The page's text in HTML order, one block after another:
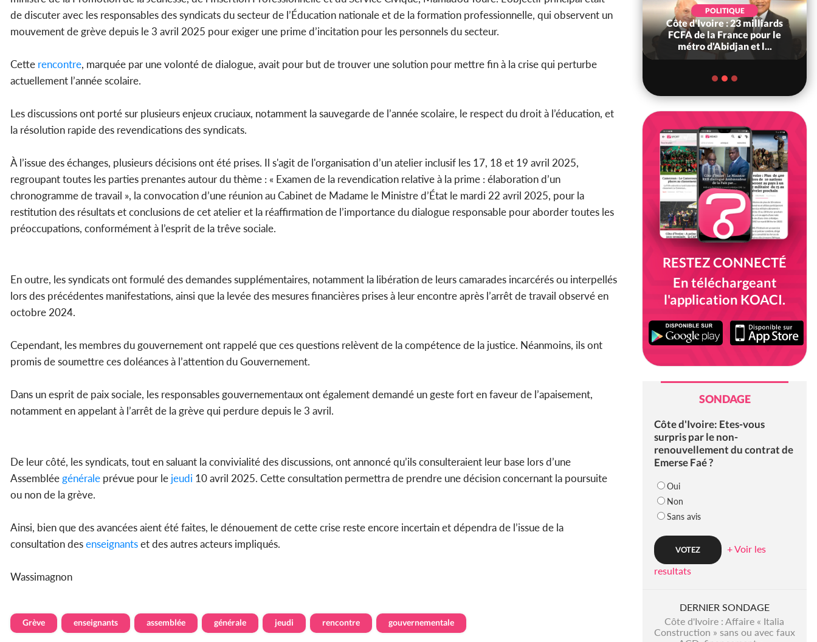
de discuter avec les responsables des syndicats du secteur de l’Éducation nationale et de la formation professionnelle, qui observent un
mouvement de grève depuis le 3 avril 2025 pour exiger une prime d’incitation pour les personnels du secteur.
Cette rencontre, marquée par une volonté de dialogue, avait pour but de trouver une solution pour mettre fin à la crise qui perturbe
actuellement l’année scolaire.
Les discussions ont porté sur plusieurs enjeux cruciaux, notamment la sauvegarde de l’année scolaire, le respect du droit à l’éducation, et
la résolution rapide des revendications des syndicats.
À l’issue des échanges, plusieurs décisions ont été prises. Il s'agit de l'organisation d’un atelier inclusif les 17, 18 et 19 avril 2025,
regroupant toutes les parties prenantes autour du thème : « Examen de la revendication relative à la prime : élaboration d’un
chronogramme de travail », la convocation d’une réunion au Cabinet de Madame le Ministre d’État le mardi 22 avril 2025, pour la
restitution des résultats et conclusions de cet atelier et la réaffirmation de l’importance du dialogue responsable pour aborder toutes les
préoccupations, conformément à l’esprit de la trêve sociale.
En outre, les syndicats ont formulé des demandes supplémentaires, notamment la libération de leurs camarades incarcérés ou interpellés
lors des précédentes manifestations, ainsi que la levée des mesures financières prises à leur encontre après l’arrêt de travail observé en
octobre 2024.
Cependant, les membres du gouvernement ont rappelé que ces questions relèvent de la compétence de la justice. Néanmoins, ils ont
promis de soumettre ces doléances à l’attention du Gouvernement.
Dans un esprit de paix sociale, les responsables gouvernementaux ont également demandé un geste fort en faveur de l’apaisement,
notamment en appelant à l’arrêt de la grève qui perdure depuis le 3 avril.
De leur côté, les syndicats, tout en saluant la convivialité des discussions, ont annoncé qu’ils consulteraient leur base lors d’une
Assemblée générale prévue pour le jeudi 10 avril 2025. Cette consultation permettra de prendre une décision concernant la poursuite
ou non de la grève.
Ainsi, bien que des avancées aient été faites, le dénouement de cette crise reste encore incertain et dépendra de l’issue de la
consultation desenseignantset des autres acteurs impliqués.
Wassimagnon
Grève enseignants assemblée générale jeudi rencontre gouvernementale
POLITIQUE
Côte d'Ivoire : Décrispation ?
POLITIQUE
Côte d'Ivoire : 23 milliards
FCFA de la France pour le
métro d'Abidjan et l...
RESTEZ CONNECTÉ
En téléchargeant
l'application KOACI.
SONDAGE
Côte d'Ivoire: Etes-vous
surpris par le non-
renouvellement du contrat de
Emerse Faé ?
Oui
Non
Sans avis
+ Voir les
resultats
DERNIER SONDAGE
Côte d'Ivoire : Affaire « Italia
Construction » sans ou avec faux